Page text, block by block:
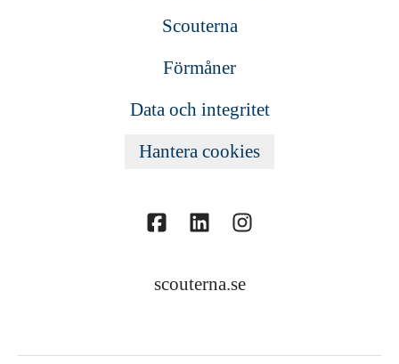
Scouterna
Förmåner
Data och integritet
Hantera cookies
scouterna.se